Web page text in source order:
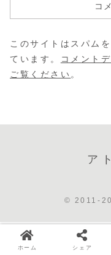
コ
このサイトはスパム
ています。
コメント
ご覧ください 。
ア
© 2011-
ホーム シェア